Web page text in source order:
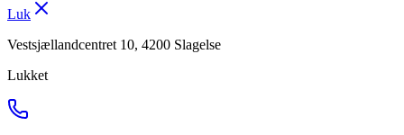
Luk
Vestsjællandcentret 10, 4200 Slagelse
Lukket